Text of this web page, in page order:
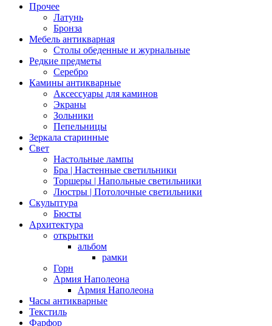
Прочее
Латунь
Бронза
Мебель антикварная
Столы обеденные и журнальные
Редкие предметы
Серебро
Камины антикварные
Аксессуары для каминов
Экраны
Зольники
Пепельницы
Зеркала старинные
Свет
Настольные лампы
Бра | Настенные светильники
Торшеры | Напольные светильники
Люстры | Потолочные светильники
Скульптура
Бюсты
Архитектура
открытки
альбом
рамки
Горн
Армия Наполеона
Армия Наполеона
Часы антикварные
Текстиль
Фарфор